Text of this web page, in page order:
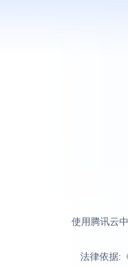
使用腾讯云
法律依据: